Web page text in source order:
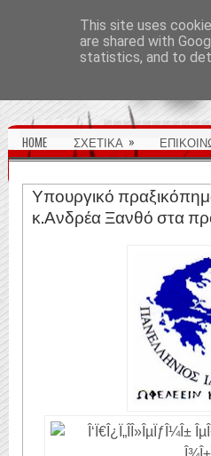
HOME ΣΧΕΤΙΚΑ »
Υπουργικό
κ.Ανδρέα Ξανθό στα
This site uses
are shared with
statistics, and to